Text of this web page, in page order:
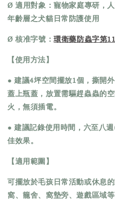
Ø 適用對象：寵物家庭專研，
年齡層之犬貓日常防護使用
Ø 核准字號：環衛藥防蟲字第
【使用方法】
● 建議4坪空間擺放1個，撕開
蓋上瓶蓋，放置需驅趕蟲蟲的
火，無須插電。
● 建議記錄使用時間，六至八
佳效果。
【適用範圍】
可擺放於毛孩日常活動或休息
窩、籠舍、窩墊旁、遊戲區域等